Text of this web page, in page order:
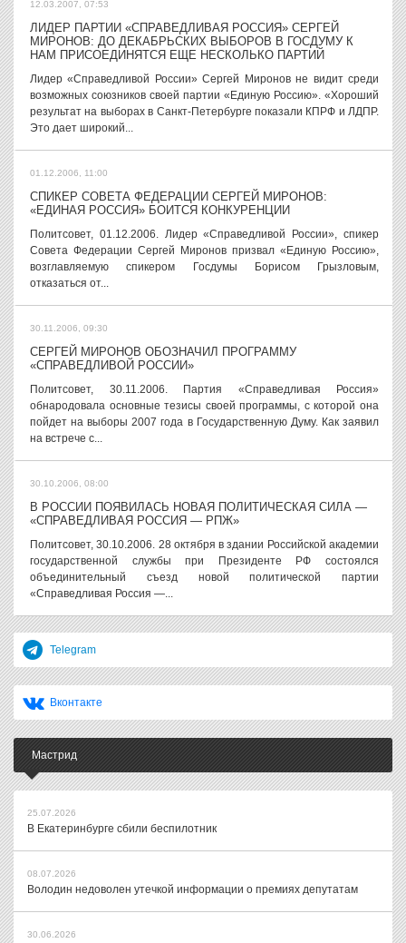
12.03.2007, 07:53
ЛИДЕР ПАРТИИ «СПРАВЕДЛИВАЯ РОССИЯ» СЕРГЕЙ
МИРОНОВ: ДО ДЕКАБРЬСКИХ ВЫБОРОВ В ГОСДУМУ К
НАМ ПРИСОЕДИНЯТСЯ ЕЩЕ НЕСКОЛЬКО ПАРТИЙ
Лидер «Справедливой России» Сергей Миронов не видит среди
возможных союзников своей партии «Единую Россию». «Хороший
результат на выборах в Санкт-Петербурге показали КПРФ и ЛДПР.
Это дает широкий...
01.12.2006, 11:00
СПИКЕР СОВЕТА ФЕДЕРАЦИИ СЕРГЕЙ МИРОНОВ:
«ЕДИНАЯ РОССИЯ» БОИТСЯ КОНКУРЕНЦИИ
Политсовет, 01.12.2006. Лидер «Справедливой России», спикер
Совета Федерации Сергей Миронов призвал «Единую Россию»,
возглавляемую спикером Госдумы Борисом Грызловым,
отказаться от...
30.11.2006, 09:30
СЕРГЕЙ МИРОНОВ ОБОЗНАЧИЛ ПРОГРАММУ
«СПРАВЕДЛИВОЙ РОССИИ»
Политсовет, 30.11.2006. Партия «Справедливая Россия»
обнародовала основные тезисы своей программы, с которой она
пойдет на выборы 2007 года в Государственную Думу. Как заявил
на встрече с...
30.10.2006, 08:00
В РОССИИ ПОЯВИЛАСЬ НОВАЯ ПОЛИТИЧЕСКАЯ СИЛА —
«СПРАВЕДЛИВАЯ РОССИЯ — РПЖ»
Политсовет, 30.10.2006. 28 октября в здании Российской академии
государственной службы при Президенте РФ состоялся
объединительный съезд новой политической партии
«Справедливая Россия —...
Telegram
Вконтакте
Мастрид
25.07.2026
В Екатеринбурге сбили беспилотник
08.07.2026
Володин недоволен утечкой информации о премиях депутатам
30.06.2026